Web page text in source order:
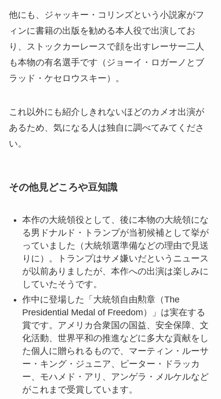
他にも、ジャッキー・コリンズという小説家がフ
ィンに書籍の出版を勧める本人役で出演してお
り、ストックカーレースで顔を出すレーサー二人
も本物の有名選手です（ジョーイ・ロガーノとブ
ラッド・ケセロウスキー）。
これ以外にも紹介しきれないほどのカメオ出演が
あるため、気になる人は独自に調べてみてくださ
い。
その他見どころや豆知識
本作の大統領役として、後に本物の大統領にな
る男ドナルド・トランプが当初候補として挙が
っていました（大統領選準備などの理由で見送
りに）。トランプはサメ嫌いだというニュース
が以前ありましたが、本作への出演は楽しみに
していたそうです。
作中に登場した「大統領自由勲章（The
Presidential Medal of Freedom）」は実在する
賞です。アメリカ合衆国の国益、安全保障、文
化活動、世界平和の推進などに多大な貢献をし
た個人に贈られるもので、マーティン・ルーサ
ー・キング・ジュニア、ピーター・ドラッカ
ー、モハメド・アリ、アンゲラ・メルケルなど
がこれまで受賞しています。